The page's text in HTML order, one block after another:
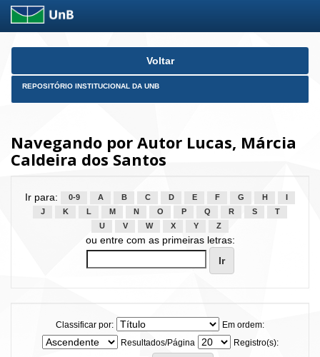
Skip
Voltar
REPOSITÓRIO INSTITUCIONAL DA UNB
Navegando por Autor Lucas, Márcia
Caldeira dos Santos
Ir para: 0-9 A B C D E F G H
J
K L M N O P Q R S
T
U
V W X Y Z
ou entre com as primeiras letras:
Classificar por:
Em ordem:
Resultados/Página
Registro(s):